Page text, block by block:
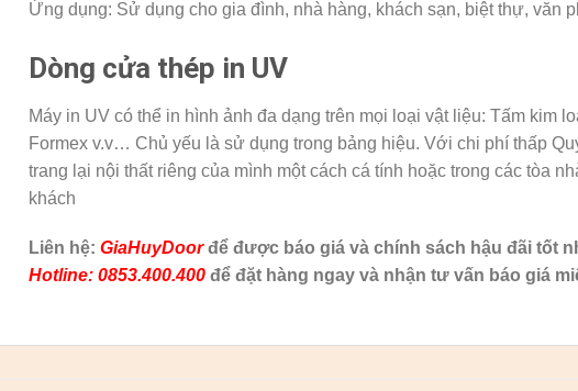
Ứng dụng: Sử dụng cho gia đình, nhà hàng, khách sạn, biệt thự, văn
Dòng cửa thép in UV
Máy in UV có thể in hình ảnh đa dạng trên mọi loại vật liệu: Tấm kim
Formex v.v… Chủ yếu là sử dụng trong bảng hiệu. Với chi phí thấp
trang lại nội thất riêng của mình một cách cá tính hoặc trong các tòa
khách
Liên hệ: GiaHuyDoorđể được báo giá và chính sách hậu đãi tốt
Hotline: 0853.400.400để đặt hàng ngay và nhận tư vấn báo giá